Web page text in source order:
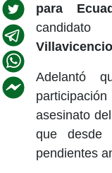
para
Adelantó
asesinato
que desde
pendientes